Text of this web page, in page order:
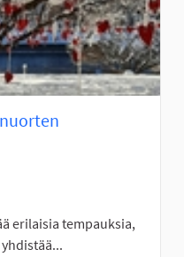
erilaisia tempauksia,